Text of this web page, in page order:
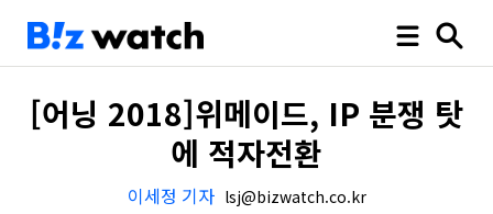
[어닝 2018]위메이드, IP 분쟁 탓
에 적자전환
이세정 기자 lsj@bizwatch.co.kr